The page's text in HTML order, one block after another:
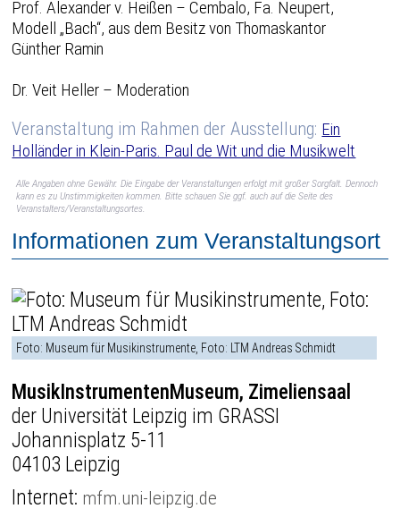
Prof. Alexander v. Heißen – Cembalo, Fa. Neupert,
Modell „Bach“, aus dem Besitz von Thomaskantor
Günther Ramin
Dr. Veit Heller – Moderation
Veranstaltung im Rahmen der Ausstellung: Ein
Holländer in Klein-Paris. Paul de Wit und die Musikwelt
Alle Angaben ohne Gewähr. Die Eingabe der Veranstaltungen erfolgt mit großer Sorgfalt. Dennoch
kann es zu Unstimmigkeiten kommen. Bitte schauen Sie ggf. auch auf die Seite des
Veranstalters/Veranstaltungsortes.
Informationen zum Veranstaltungsort
Foto: Museum für Musikinstrumente, Foto: LTM Andreas Schmidt
MusikInstrumentenMuseum, Zimeliensaal
der Universität Leipzig im GRASSI
Johannisplatz 5-11
04103 Leipzig
Internet: mfm.uni-leipzig.de